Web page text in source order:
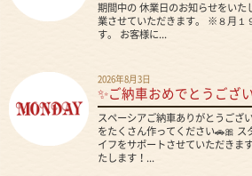
期間中の 休業日のお知らせをいた
業させていただきます。 ※８月１
す。 お客様に...
2026年8月3日
✨ご納車おめでとうござ
スペーシアご納車ありがとうござ
をたくさん作ってください🚗🎀 ス
イフをサポートさせていただきま
たします！...